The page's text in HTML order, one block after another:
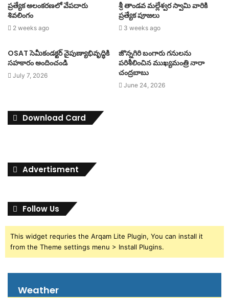
ప్రత్యేక అలంకరణలో వేపదారు
శివలింగం
2 weeks ago
శ్రీ తాండవ మల్లేశ్వర స్వామి వారికి
ప్రత్యేక పూజలు
3 weeks ago
OSAT సెమీకండక్టర్ నైపుణ్యాభివృద్ధికి
సహకారం అందించండి
July 7, 2026
జొన్నగిరి బంగారు గనులను
పరిశీలించిన ముఖ్యమంత్రి నారా
చంద్రబాబు
June 24, 2026
Download Card
Advertisment
Follow Us
This widget requries the Arqam Lite Plugin, You can install it
from the Theme settings menu > Install Plugins.
Weather